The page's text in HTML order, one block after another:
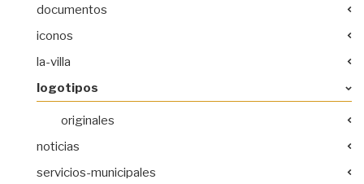
documentos
iconos
la-villa
logotipos
originales
noticias
servicios-municipales